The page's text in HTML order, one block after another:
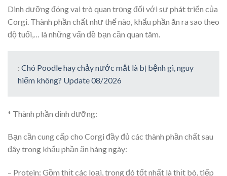
Dinh dưỡng đóng vai trò quan trọng đối với sự phát triển của
Corgi. Thành phần chất như thế nào, khẩu phần ăn ra sao theo
độ tuổi,… là những vấn đề bạn cần quan tâm.
: Chó Poodle hay chảy nước mắt là bị bệnh gì, nguy
hiểm không? Update 08/2026
* Thành phần dinh dưỡng:
Bạn cần cung cấp cho Corgi đầy đủ các thành phần chất sau
đây trong khẩu phần ăn hàng ngày:
– Protein: Gồm thịt các loại, trong đó tốt nhất là thịt bò, tiếp